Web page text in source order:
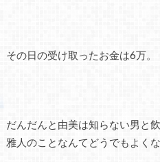
その日の受け取ったお金は6万。
だんだんと由美は知らない男と
雅人のことなんてどうでもよく